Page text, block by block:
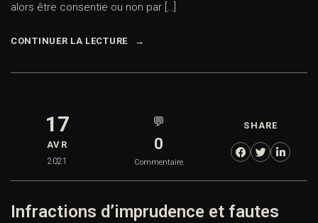
alors être consentie ou non par […]
CONTINUER LA LECTURE
17
AVR
2021
💬
0
Commentaire
SHARE
Infractions d’imprudence et fautes